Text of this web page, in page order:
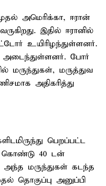
அமெரிக்கா, ஈரான்
இதில் ஈரானில்
உயிரிழந்துள்ளனர்.
அடைந்துள்ளனர். போர்
மருந்துகள், மருத்துவ
அதிகரித்து
பெறப்பட்ட
40 டன்
அந்த மருந்துகள் கடந்த
தொகுப்பு அனுப்பி